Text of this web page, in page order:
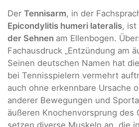
Der Tennisarm, in der
Epicondylitis humeri lateralis, ist
der Sehnen am Ellenbogen.
Fachausdruck „Entzündung am
Seinen deutschen Namen hat
bei Tennisspielern vermehrt
auch ohne erkennbare Ursache
anderer Bewegungen und
äußeren Knochenvorsprung des